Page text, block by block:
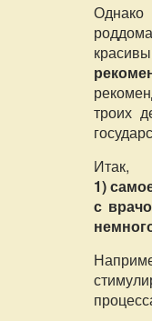
Однако
троих
Итак,
1)
с